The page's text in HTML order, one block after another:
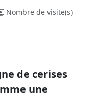
Nombre de visite(s)
de cerises
une